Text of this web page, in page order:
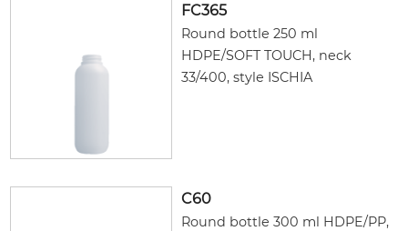
FC365
Round bottle 250 ml
HDPE/SOFT TOUCH, neck
33/400, style ISCHIA
C60
Round bottle 300 ml HDPE/PP,